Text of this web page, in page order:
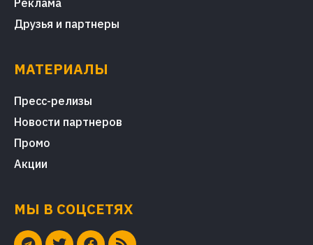
Реклама
Друзья и партнеры
МАТЕРИАЛЫ
Пресс-релизы
Новости партнеров
Промо
Акции
МЫ В СОЦСЕТЯХ